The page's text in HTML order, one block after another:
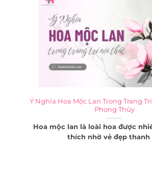
Ý Nghĩa Hoa Mộc Lan Trong Trang
Phong Thủy
Hoa mộc lan là loài hoa được
thích nhờ vẻ đẹp thanh